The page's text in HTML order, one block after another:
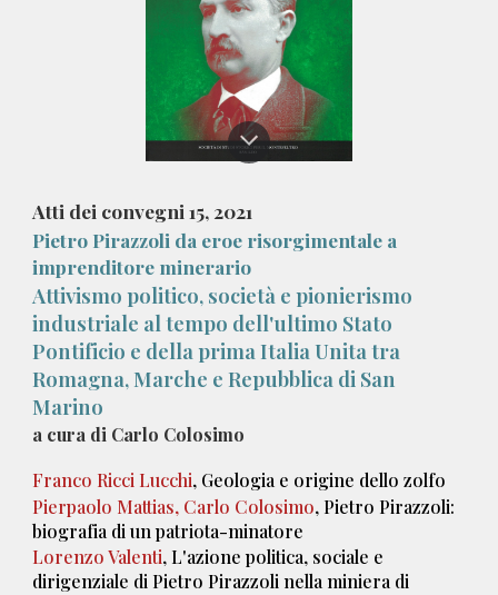
Atti dei convegni 15, 2021
Pietro Pirazzoli da eroe risorgimentale a
imprenditore minerario
Attivismo politico, società e pionierismo
industriale al tempo dell'ultimo Stato
Pontificio e della prima Italia Unita tra
Romagna, Marche e Repubblica di San
Marino
a cura di Carlo Colosimo
Franco Ricci Lucchi, Geologia e origine dello zolfo
Pierpaolo Mattias, Carlo Colosimo, Pietro Pirazzoli:
biografia di un patriota-minatore
Lorenzo Valenti, L'azione politica, sociale e
dirigenziale di Pietro Pirazzoli nella miniera di